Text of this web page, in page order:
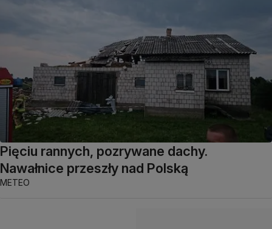
Pięciu rannych, pozrywane dachy.
Nawałnice przeszły nad Polską
METEO